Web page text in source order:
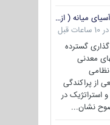
تحلیل و پیگیری تحولات آسیای میانه ( ازبکستان، تاجیکستان، ترکمنستان، قزاقستان و قرقیزستان )
10 ساعات قبل
گسترده
معدنی
نظامی
از پراکندگی
استراتژیک در
نشان...